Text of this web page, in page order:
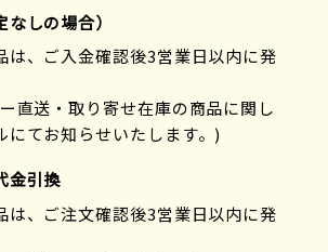
しの場合）
は、ご入金確認後3営業日以内に発
直送・取り寄せ在庫の商品に関し
にてお知らせいたします。)
金引換
は、ご注文確認後3営業日以内に発